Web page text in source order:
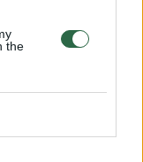
the
dalį
Sveikatos